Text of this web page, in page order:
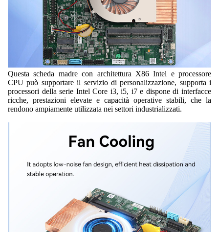
Questa scheda madre con architettura X86 Intel e processore
CPU può supportare il servizio di personalizzazione, supporta i
processori della serie Intel Core i3, i5, i7 e dispone di interfacce
ricche, prestazioni elevate e capacità operative stabili, che la
rendono ampiamente utilizzata nei settori industrializzati.